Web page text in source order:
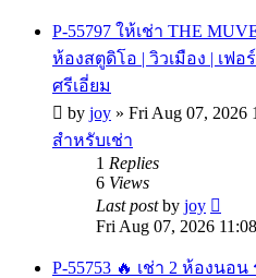
P-55797 ให้เช่า THE
ห้องสตูดิโอ | วิวเมือง | เฟอ
ศรีเอี่ยม
by joy » Fri Aug 07, 2026
สำหรับเช่า
1 Replies
6 Views
Last postby joy
Fri Aug 07, 2026
P-55753 🔥 เช่า 2 ห้องน